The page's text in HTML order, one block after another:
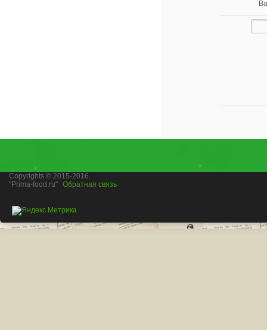
Copyrights © 2015-2016.
"Prima-food.ru" Обратная связь